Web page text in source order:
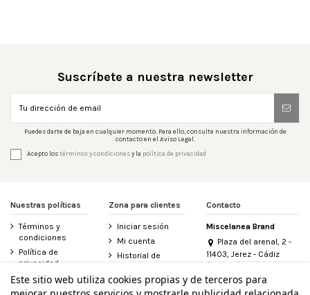
Suscríbete a nuestra newsletter
Puedes darte de baja en cualquier momento. Para ello, consulte nuestra información de
contacto en el Aviso Legal.
Acepto lostérminos y condicionesy la política de privacidad
Nuestras políticas
Términos y
condiciones
Política de
privacidad
Aviso legal
Política de
Zona para clientes
Iniciar sesión
Mi cuenta
Historial de
Contacte con
nosotros
Contacto
Miscelanea Brand
Plaza del arenal, 2 -
11403, Jerez - Cádiz
(España)
956 155 340
Este sitio web utiliza cookies propias y de terceros para